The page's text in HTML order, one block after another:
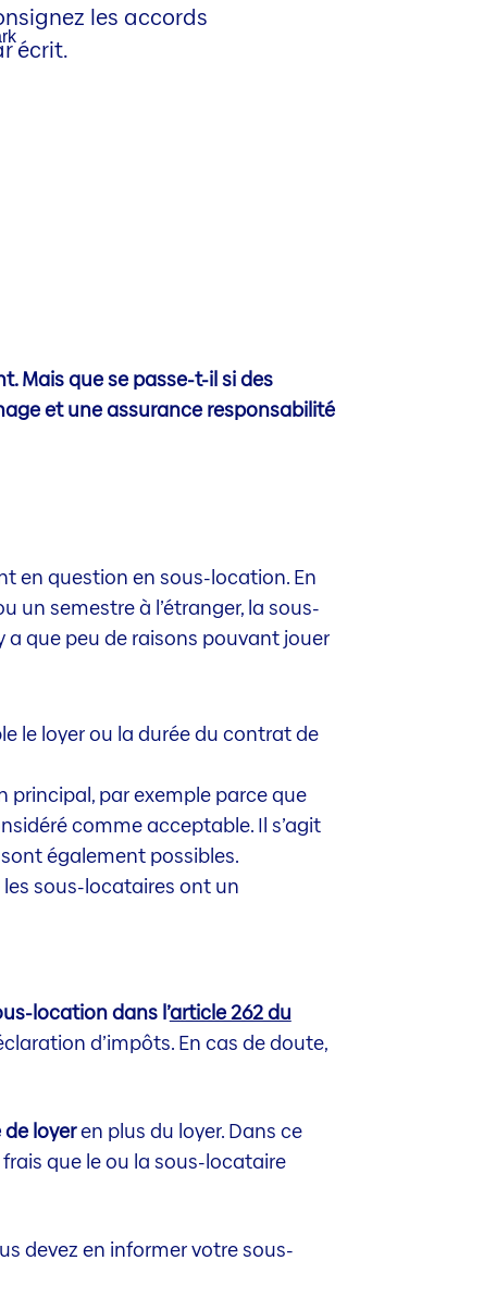
les accords
écrit.
Mais que se passe-t-il si des
et une assurance responsabilité
en question en sous-location. En
un semestre à l’étranger, la sous-
a que peu de raisons pouvant jouer
le loyer ou la durée du contrat de
par exemple parce que
comme acceptable. Il s’agit
également possibles.
sous-locataires ont un
location dans l’article 262 du
d’impôts. En cas de doute,
loyeren plus du loyer. Dans ce
que le ou la sous-locataire
devez en informer votre sous-